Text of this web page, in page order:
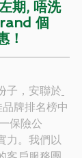
期, 唔洗
個
！
子， 安聯於
牌排名榜中
保險公
力。我們以